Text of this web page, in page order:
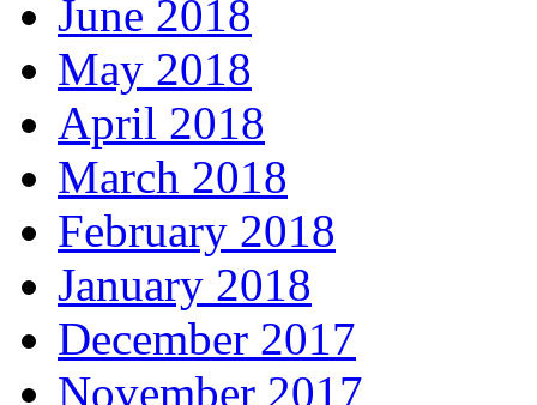
June 2018
May 2018
April 2018
March 2018
February 2018
January 2018
December 2017
November 2017